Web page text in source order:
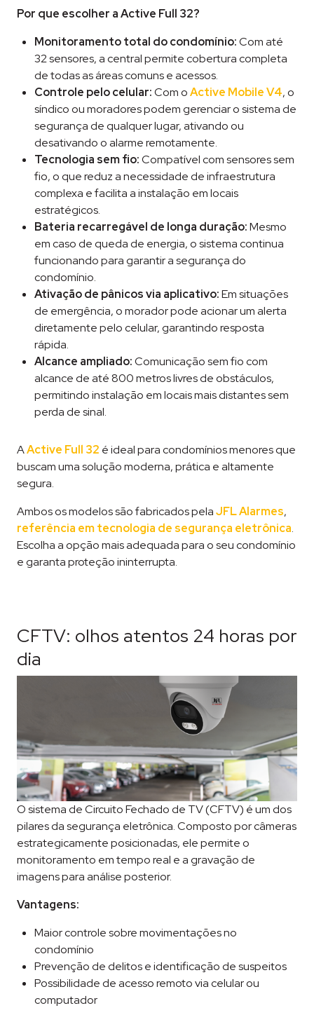
Por que escolher a Active Full 32?
Monitoramento total do condomínio:Com até
32 sensores, a central permite cobertura completa
de todas as áreas comuns e acessos.
Controle pelo celular:Com oActive Mobile V4, o
síndico ou moradores podem gerenciar o sistema de
segurança de qualquer lugar, ativando ou
desativando o alarme remotamente.
Tecnologia sem fio:Compatível com sensores sem
fio, o que reduz a necessidade de infraestrutura
complexa e facilita a instalação em locais
estratégicos.
Bateria recarregável de longa duração:Mesmo
em caso de queda de energia, o sistema continua
funcionando para garantir a segurança do
condomínio.
Ativação de pânicos via aplicativo:Em situações
de emergência, o morador pode acionar um alerta
diretamente pelo celular, garantindo resposta
rápida.
Alcance ampliado:Comunicação sem fio com
alcance de até 800 metros livres de obstáculos,
permitindo instalação em locais mais distantes sem
perda de sinal.
AActive Full 32 é ideal para condomínios menores que
buscam uma solução moderna, prática e altamente
segura.
Ambos os modelos são fabricados pelaJFL Alarmes,
referência em tecnologia de segurança eletrônica.
Escolha a opção mais adequada para o seu condomínio
e garanta proteção ininterrupta.
CFTV: olhos atentos 24 horas por
dia
O sistema de Circuito Fechado de TV (CFTV) é um dos
pilares da segurança eletrônica. Composto por câmeras
estrategicamente posicionadas, ele permite o
monitoramento em tempo real e a gravação de
imagens para análise posterior.
Vantagens:
Maior controle sobre movimentações no
condomínio
Prevenção de delitos e identificação de suspeitos
Possibilidade de acesso remoto via celular ou
computador